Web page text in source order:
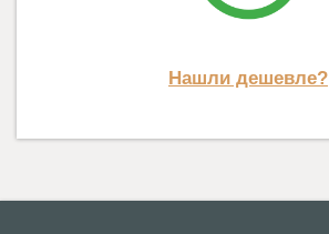
Нашли дешевле?